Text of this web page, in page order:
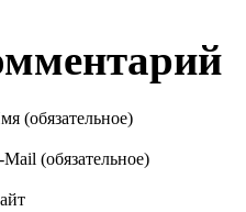
(обязательное)
Mail (обязательное)